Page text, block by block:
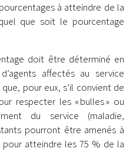
à atteindre de la
que soit le pourcentage
doit être déterminé en
affectés au service
pour eux, s’il convient de
respecter les « bulles » ou
du service (maladie,
pourront être amenés à
atteindre les 75 % de la